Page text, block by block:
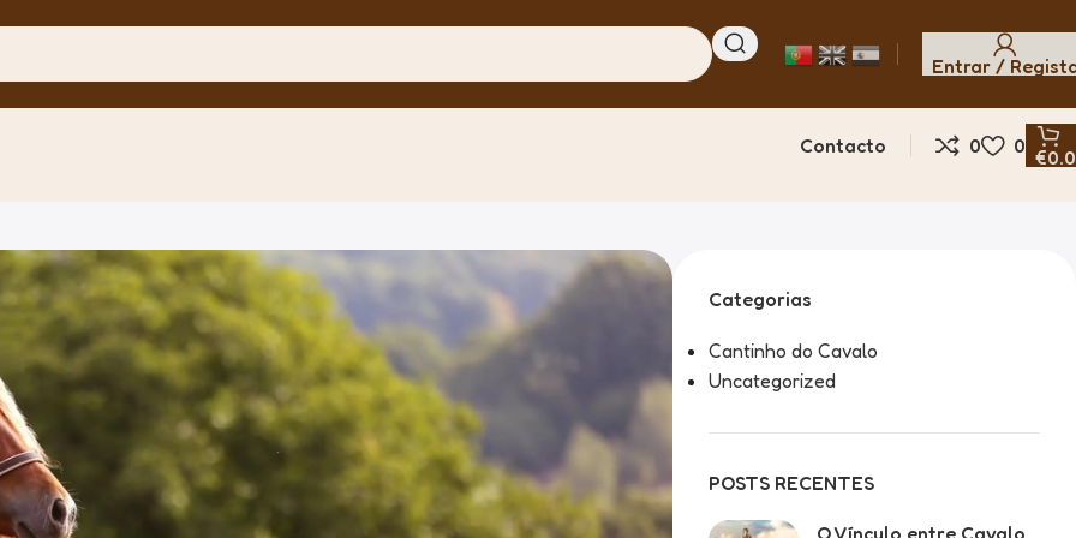
Entrar /
Contacto 0 0 €
Categorias
Cantinho do Cavalo
Uncategorized
POSTS RECENTES
O Vínculo entre Cavalo